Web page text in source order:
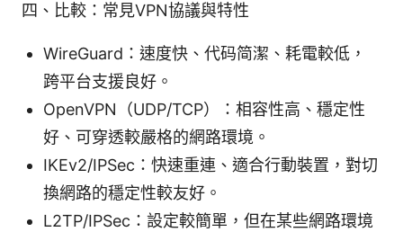
四、比較：常見VPN協議與特性
WireGuard：速度快、代码简潔、耗電較低，
跨平台支援良好。
OpenVPN（UDP/TCP）：相容性高、穩定性
好、可穿透較嚴格的網路環境。
IKEv2/IPSec：快速重連、適合行動裝置，對切
換網路的穩定性較友好。
L2TP/IPSec：設定較簡單，但在某些網路環境